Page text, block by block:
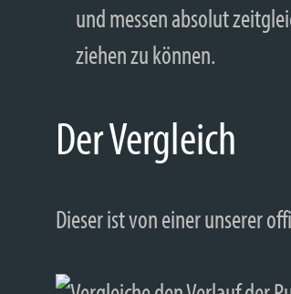
und messen absolut
ziehen zu können.
Der Vergleich
Dieser ist von einer unserer